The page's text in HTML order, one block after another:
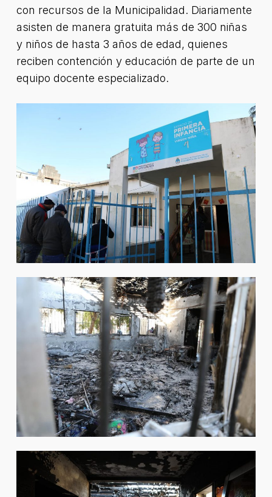
con recursos de la Municipalidad. Diariamente
asisten de manera gratuita más de 300 niñas
y niños de hasta 3 años de edad, quienes
reciben contención y educación de parte de un
equipo docente especializado.